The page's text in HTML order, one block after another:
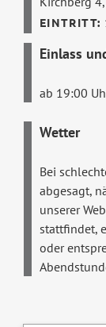
Einlass
ab 19:00
Wetter
Bei
abgesagt,
unserer
stattfindet,
oder